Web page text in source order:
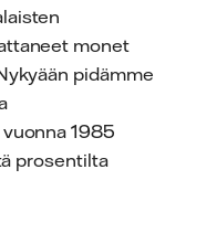
monet
pidämme
1985
prosentilta